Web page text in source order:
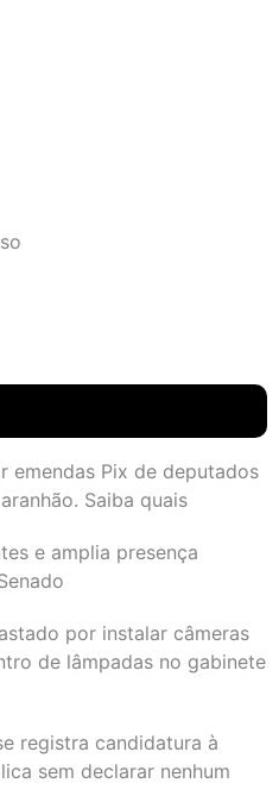
emendas Pix de deputados
Saiba quais
e amplia presença
por instalar câmeras
de lâmpadas no gabinete
registra candidatura à
sem declarar nenhum